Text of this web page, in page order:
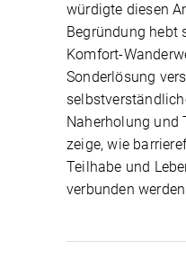
würdigte diesen
Begründung hebt
Komfort-
Sonderlösung
Naherholung und
zeige, wie
Teilhabe und
verbunden